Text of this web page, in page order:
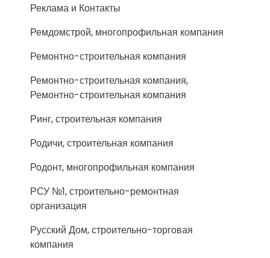
Реклама и Контакты
Ремдомстрой, многопрофильная компания
Ремонтно-строительная компания
Ремонтно-строительная компания,
Ремонтно-строительная компания
Ринг, строительная компания
Родичи, строительная компания
Родонт, многопрофильная компания
РСУ №1, строительно-ремонтная
организация
Русский Дом, строительно-торговая
компания